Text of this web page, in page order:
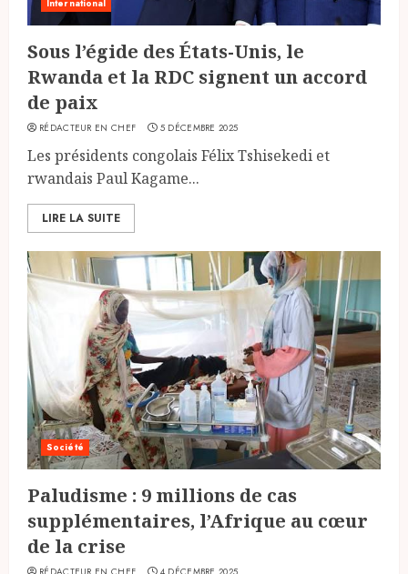
International
Sous l’égide des États-Unis, le
Rwanda et la RDC signent un accord
de paix
RÉDACTEUR EN CHEF 5 DÉCEMBRE 2025
Les présidents congolais Félix Tshisekedi et
rwandais Paul Kagame...
LIRE LA SUITE
Société
Paludisme : 9 millions de cas
supplémentaires, l’Afrique au cœur
de la crise